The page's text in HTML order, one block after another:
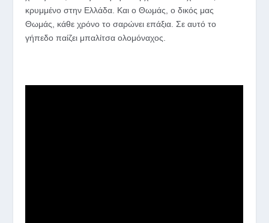
κρυμμένο στην Ελλάδα. Και ο Θωμάς, ο δικός μας
Θωμάς, κάθε χρόνο το σαρώνει επάξια. Σε αυτό το
γήπεδο παίζει μπαλίτσα ολομόναχος.